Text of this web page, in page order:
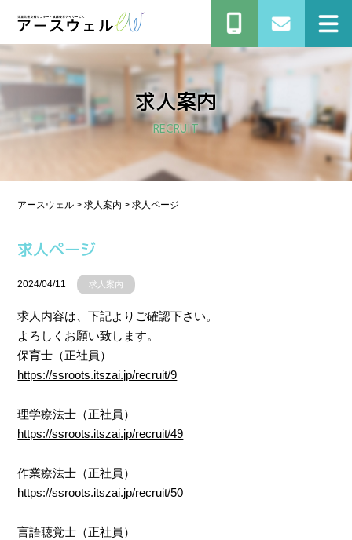
求人案内
RECRUIT
アースウェル >求人案内 >求人ページ
求人ページ
2024/04/11 求人案内
求人内容は、下記よりご確認下さい。
よろしくお願い致します。
保育士（正社員）
https://ssroots.itszai.jp/recruit/9
理学療法士（正社員）
https://ssroots.itszai.jp/recruit/49
作業療法士（正社員）
https://ssroots.itszai.jp/recruit/50
言語聴覚士（正社員）